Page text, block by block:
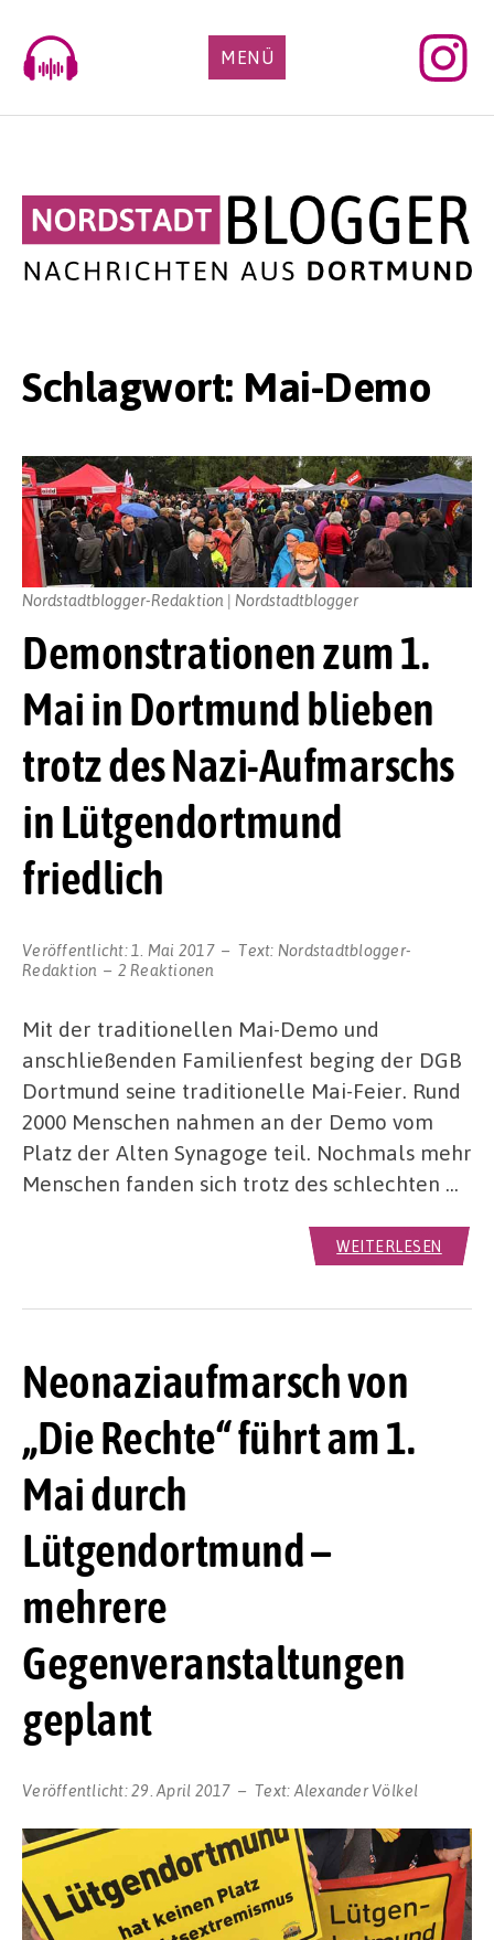
content
MENÜ
Schlagwort: Mai-Demo
Demonstrationen zum 1.
Mai in Dortmund blieben
trotz des Nazi-Aufmarschs
in Lütgendortmund
friedlich
Veröffentlicht: 1. Mai 2017 Text: Nordstadtblogger-
Redaktion
2 Reaktionen
Nordstadtblogger-Redaktion | Nordstadtblogger
Mit der traditionellen Mai-Demo und
anschließenden Familienfest beging der DGB
Dortmund seine traditionelle Mai-Feier. Rund
2000 Menschen nahmen an der Demo vom
Platz der Alten Synagoge teil. Nochmals mehr
Menschen fanden sich trotz des schlechten …
WEITERLESEN
Neonaziaufmarsch von
„Die Rechte“ führt am 1.
Mai durch
Lütgendortmund –
mehrere
Gegenveranstaltungen
geplant
Veröffentlicht:29. April 2017 Text: Alexander Völkel